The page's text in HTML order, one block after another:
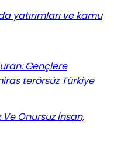
yatırımları ve kamu
Gençlere
terörsüz Türkiye
Onursuz İnsan,